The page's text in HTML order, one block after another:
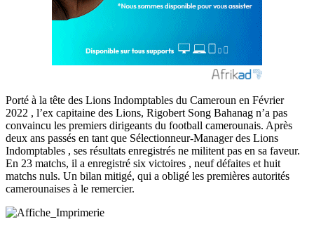
Porté à la tête des Lions Indomptables du Cameroun en Février
2022 , l’ex capitaine des Lions, Rigobert Song Bahanag n’a pas
convaincu les premiers dirigeants du football camerounais. Après
deux ans passés en tant que Sélectionneur-Manager des Lions
Indomptables , ses résultats enregistrés ne militent pas en sa faveur.
En 23 matchs, il a enregistré six victoires , neuf défaites et huit
matchs nuls. Un bilan mitigé, qui a obligé les premières autorités
camerounaises à le remercier.